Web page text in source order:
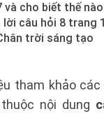
và cho biết thế
câu hỏi 8 trang
trời sáng tạo
tham khảo
nội dung